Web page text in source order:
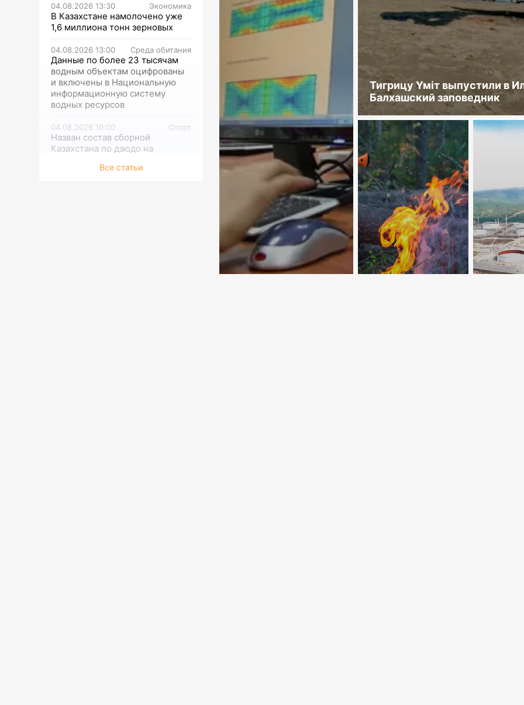
04.08.2026 13:30 Экономика
В Казахстане намолочено уже
1,6 миллиона тонн зерновых
04.08.2026 13:00 Среда обитания
Данные по более 23 тысячам
водным объектам оцифрованы
и включены в Национальную
информационную систему
водных ресурсов
04.08.2026 10:00 Спорт
Назван состав сборной
Казахстана по дзюдо на
Все статьи
Тигрицу Үміт выпустили в
Балхашский заповедник